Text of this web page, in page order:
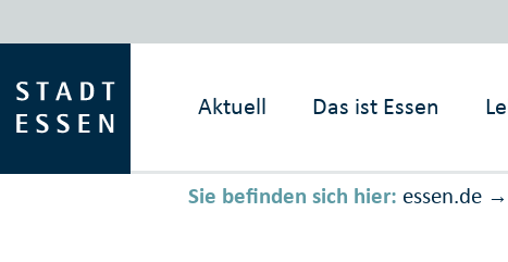
Aktuell Das ist Essen
Sie befinden sich hier: essen.de →